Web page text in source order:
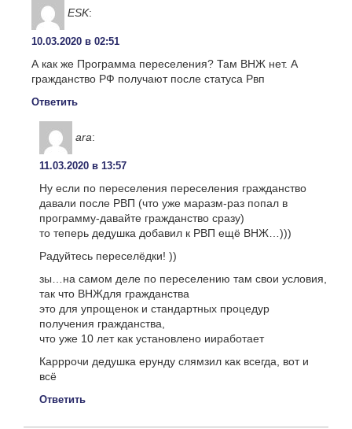
ESK:
10.03.2020 в 02:51
А как же Программа переселения? Там ВНЖ нет. А
гражданство РФ получают после статуса Рвп
Ответить
ara:
11.03.2020 в 13:57
Ну если по переселения переселения гражданство
давали после РВП (что уже маразм-раз попал в
программу-давайте гражданство сразу)
то теперь дедушка добавил к РВП ещё ВНЖ…)))
Радуйтесь переселёдки! ))
зы…на самом деле по переселению там свои условия,
так что ВНЖдля гражданства
это для упрощенок и стандартных процедур
получения гражданства,
что уже 10 лет как установлено ииработает
Карррочи дедушка ерунду слямзил как всегда, вот и
всё
Ответить